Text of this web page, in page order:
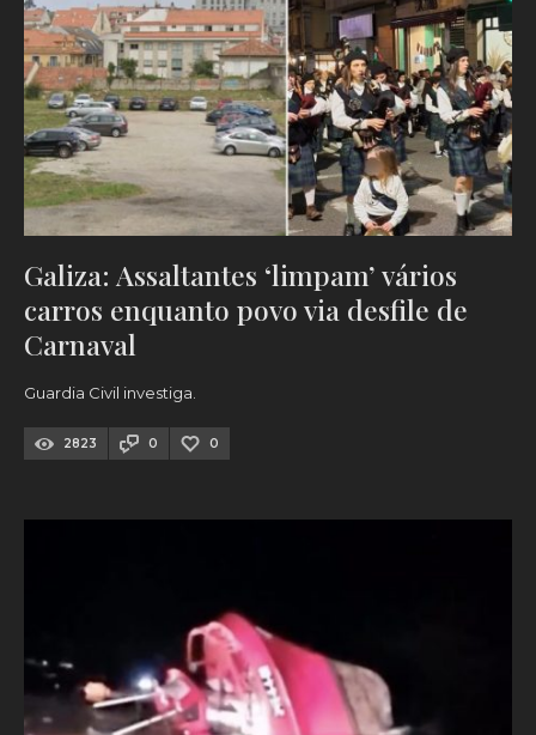
Galiza: Assaltantes ‘limpam’ vários
carros enquanto povo via desfile de
Carnaval
Guardia Civil investiga.
2823 0 0